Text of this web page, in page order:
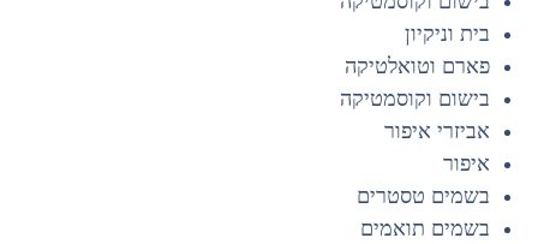
בית וניקיון
פארם וטואלטיקה
בישום וקוסמטיקה
אביזרי איפור
איפור
בשמים טסטרים
בשמים תואמים